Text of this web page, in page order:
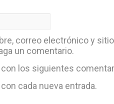
correo electrónico y
un comentario.
los siguientes
cada nueva entrada.